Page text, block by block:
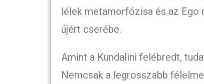
lélek metamorfózisa és az Ego
újért cserébe.
Amint a Kundalini felébredt,
Nemcsak a legrosszabb